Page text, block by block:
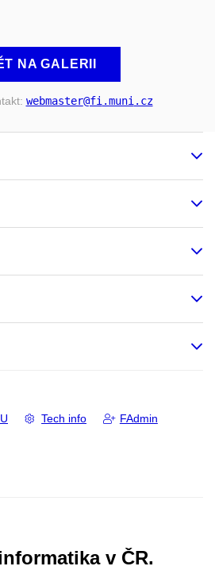
NA GALERII
webmaster@fi .muni .cz
Tech info FAdmin
v ČR.